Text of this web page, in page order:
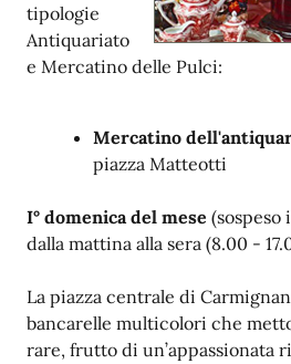
tipologie
Antiquariato
e Mercatino delle Pulci:
Mercatino
piazza Matteotti
I° domenica del mese (sospeso
dalla mattina alla sera (8.00 -
La piazza centrale di
bancarelle multicolori che
rare, frutto di un’appassionata